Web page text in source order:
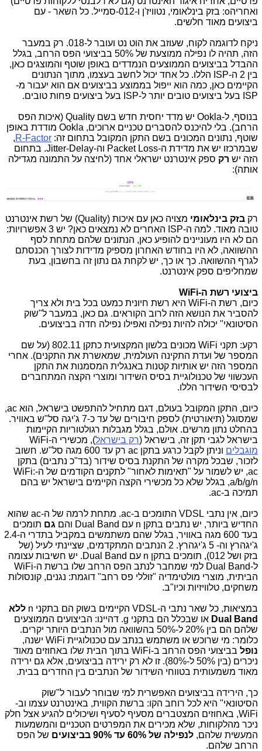
ואחריהo: בזק בינלאומי, נטוויז'ן ו-012-סמייל. כל השאר - עם
ביצועים מאוד חלשים.
ניקח לדוגמה לקוח, שעוזב את הוט נט ועובר ל-018. רק במעבר
הזה, תהיה לו נפילה ממוצעת של 50% בביצועי הפס הרחב, בגלל
ההבדל בביצועים הממוצעים הנמדדים באופן שוטף והמוצגים כאן,
בין 2 ה-ISP הללו. כל אחד יכול לחשב בעצמו, מתוך הנתונים
הקיימים כאן, כמה הוא ייפול בממוצע בביצועים אם הוא יעבור מ-
ISP בעל ביצועים טובים יותר ל-ISP בעל ביצועים פחות טובים.
בנוסף, ל-Ookla יש מדד יחסית חדש בשם Quality (איכות הפס
הרחב). בלי להיכנס להסברים טכניים ארוכים, Ookla מודדת באופן
שוטף, נתונים המכונים בשם התקן המקובל בתחום זה: R-Factor
,
שבמרכזו יש את מדידת ה-Packet Loss וה-Jitter-Delay. בתחום
הזה יש רק ספק אינטרנט ישראלי אחד (לחיצה על התמונה מגדילה
אותה):
רק בזק בינלאומי
מצויה כאן עם איכות (Quality) של רשת אינטרנט
טובה מאוד. למה ה-ISP האחרים לא נמצאים כאן? יש 3 אפשרויות:
הם לא היו מעוניינים להופיע כאן, הנתונים שלהם מתחת לסף
ההשוואה, לא היו בחודש האחרון מספיק מדידות לצורך הכנסתם
לגרף ההשוואה. כך או כך, יש לקחת גם נתון זה בחשבון, בעת
שמחליפים ספק אינטרנט.
ביצועי רשת ה-WiFi
כיום, רשת ה-WiFi היא רשת חיונית כמעט בכל בית ולא צריך
להסביר את הנושא הזה לרוב הקוראים. גם כאן, במעבר ל"שוק
הסיטונאי" יכולה להיות נפילה ואפילו נפילה חדה בביצועים.
רקע: תקני WiFi מכונים בלשון המקצועית כתקן 802.11 (על שם
המספר של ועדת התקינה העולמית, שמאשרת את התקנים). אחרי
המספר הזה יש אותיות קטנות באנגלית המסמנות את התקן
העכשווי של טכנולוגיית בסיס השידור ומוצרי הקצה המתחברים
לבסיסי השידור הללו.
כיום, התקן המקובל בעולם, דגם מתחיל להתפשט בישראל, הוא ac,
שמסוגל (תיאורטית) לספק חיבורים של עד כ-7 ג'יגה סל"ש באוויר.
בהחלט נתון מרשים. אולם, בגלל מגבלות רגולטוריות הקיימות
בישראל לגבי תקן זה, בישראל (רק בישראל), מכשירי ה-WiFi
מוגבלים
וניתן לקבל כרגע בתקן ac רק עד 600 מגה סל"ש. חשוב
לזכור, שבכל מקרה של התקנת בסיס שידור (בד"כ נתבים) בתקן
ac, יש לשמור על "תאימות לאחור" לתקנים הקודמים של ה-WiFi:
a/b/g/n, בגלל שלא כל מכשירי הקצה הקיימים בישראל יש בהם
תמיכה ב-ac.
כיום, אין נתבי VDSL התומכים ב-ac. מתחת לרמה של ה-ac שהוא
החדיש ביותר, יש נתבים בתקן n עם Dual Band והם
גם תומכים
בעד 600 מגה באוויר, בגלל שהם משתמשים במקביל בתדרי ה-2.4
ג'יגהרץ וה- 5 ג'יגהרץ. 2 הנתבים המתקדמים, שציינתי לעיל (של
בזק ושל 012), תומכים בתקן n עם Dual Band. יש חשיבות עצומה
ל-Dual Band למי שמחבר לנתב הפס הרחב שלו ברשת ה-WiFi
הביתית, מוצרי מולטימדיה "זוללי פס רחב" דוגמת: נגנים, קונסולות
משחקים, טלוויזיות וכיו"ב.
במציאות, כל שאר נתבי ה-VDSL הקיימים בשוק הם בתקני n
ללא
Dual Band
או שבכלל הם בתקני g. דהיינו: הביצועים הממוצעים
שלהם הם בין 20% ל-50% בהשוואה מול הנתבים היותר יקרים.
כלומר: מי שרוכש או משתמש בנתב עם טכנולוגיית WiFi ישנה,
נופל
בביצועי הפס הרחב ב-WiFi בתוך הבית שלו באחוזים מאוד
ניכרים (בין 50% ל-80%). זו לא רק ירידה בביצועים, אלא גם ירידה
מאוד משמעותית בטווחי השידור של הנתבים בין החדרים בבית.
כך, הירידה בביצועים האפשרית למי שבוחר לעבור ל"שוק
הסיטונאי" היא לכל רוחב הקו: ברשת הקווית, באינטרנט עצמו וב-
WiFi, באחוזים המצטברים מסעיף לסעיף ושיכולים להגיע אצל חלק
ניכר מהלקוחות, שלא מכירים את המפרטים הטכניים והמשמעות
המעשית שלהם, לנפילה של 60% עד 90% בביצועים
של הפס
הרחב שלהם.